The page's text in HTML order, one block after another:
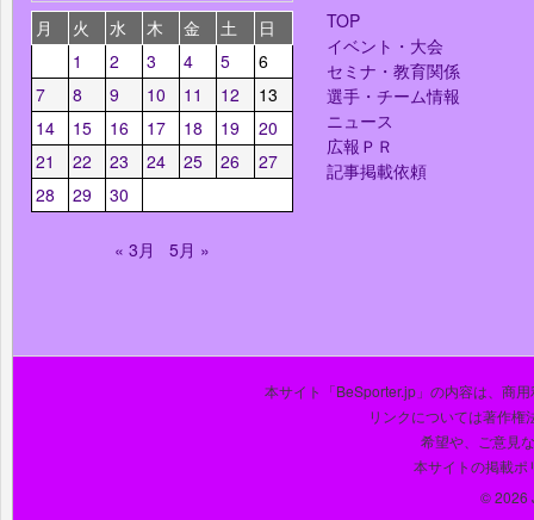
月
火 水 木 金 土
日
1
2 3 4 5
6
7
8 9 10 11 12
13
14
15 16 17 18 19
20
21
22 23 24 25 26
27
28
29 30
« 3月 5月 »
TOP
イベント・大会
セミナ・教育関係
選手・チーム情報
ニュース
広報ＰＲ
記事掲載依頼
本サイト「BeSporter.jp」の内容は、商
リンクについては著作権
希望や、ご意見
本サイトの掲載ポ
© 2026